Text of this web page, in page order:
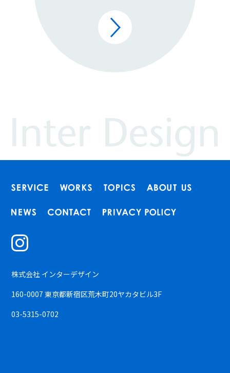
株式会社 インターデザイン
160-0007 東京都新宿区荒木町20ヤカタビル3F
03-5315-0702